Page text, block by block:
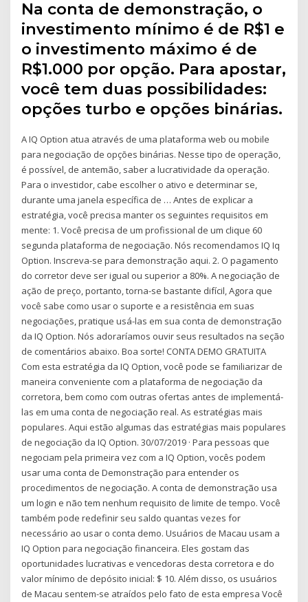
Na conta de demonstração, o
investimento mínimo é de R$1 e
o investimento máximo é de
R$1.000 por opção. Para apostar,
você tem duas possibilidades:
opções turbo e opções binárias.
A IQ Option atua através de uma plataforma web ou mobile
para negociação de opções binárias. Nesse tipo de operação,
é possível, de antemão, saber a lucratividade da operação.
Para o investidor, cabe escolher o ativo e determinar se,
durante uma janela específica de … Antes de explicar a
estratégia, você precisa manter os seguintes requisitos em
mente: 1. Você precisa de um profissional de um clique 60
segunda plataforma de negociação. Nós recomendamos IQ Iq
Option. Inscreva-se para demonstração aqui. 2. O pagamento
do corretor deve ser igual ou superior a 80%. A negociação de
ação de preço, portanto, torna-se bastante difícil, Agora que
você sabe como usar o suporte e a resistência em suas
negociações, pratique usá-las em sua conta de demonstração
da IQ Option. Nós adoraríamos ouvir seus resultados na seção
de comentários abaixo. Boa sorte! CONTA DEMO GRATUITA
Com esta estratégia da IQ Option, você pode se familiarizar de
maneira conveniente com a plataforma de negociação da
corretora, bem como com outras ofertas antes de implementá-
las em uma conta de negociação real. As estratégias mais
populares. Aqui estão algumas das estratégias mais populares
de negociação da IQ Option. 30/07/2019 · Para pessoas que
negociam pela primeira vez com a IQ Option, vocês podem
usar uma conta de Demonstração para entender os
procedimentos de negociação. A conta de demonstração usa
um login e não tem nenhum requisito de limite de tempo. Você
também pode redefinir seu saldo quantas vezes for
necessário ao usar o conta demo. Usuários de Macau usam a
IQ Option para negociação financeira. Eles gostam das
oportunidades lucrativas e vencedoras desta corretora e do
valor mínimo de depósito inicial: $ 10. Além disso, os usuários
de Macau sentem-se atraídos pelo fato de esta empresa Você